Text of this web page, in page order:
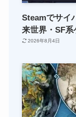
Steamでサイ
来世界・SF
2026年8月4日